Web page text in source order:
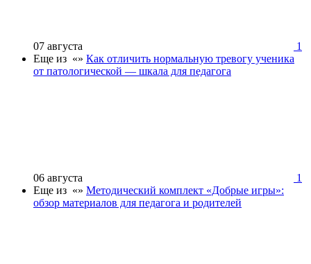
07 августа
1
Еще из «» Как отличить нормальную тревогу ученика
от патологической — шкала для педагога
06 августа
1
Еще из «» Методический комплект «Добрые игры»:
обзор материалов для педагога и родителей